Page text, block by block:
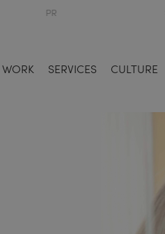
PR
WORK SERVICES CULTURE